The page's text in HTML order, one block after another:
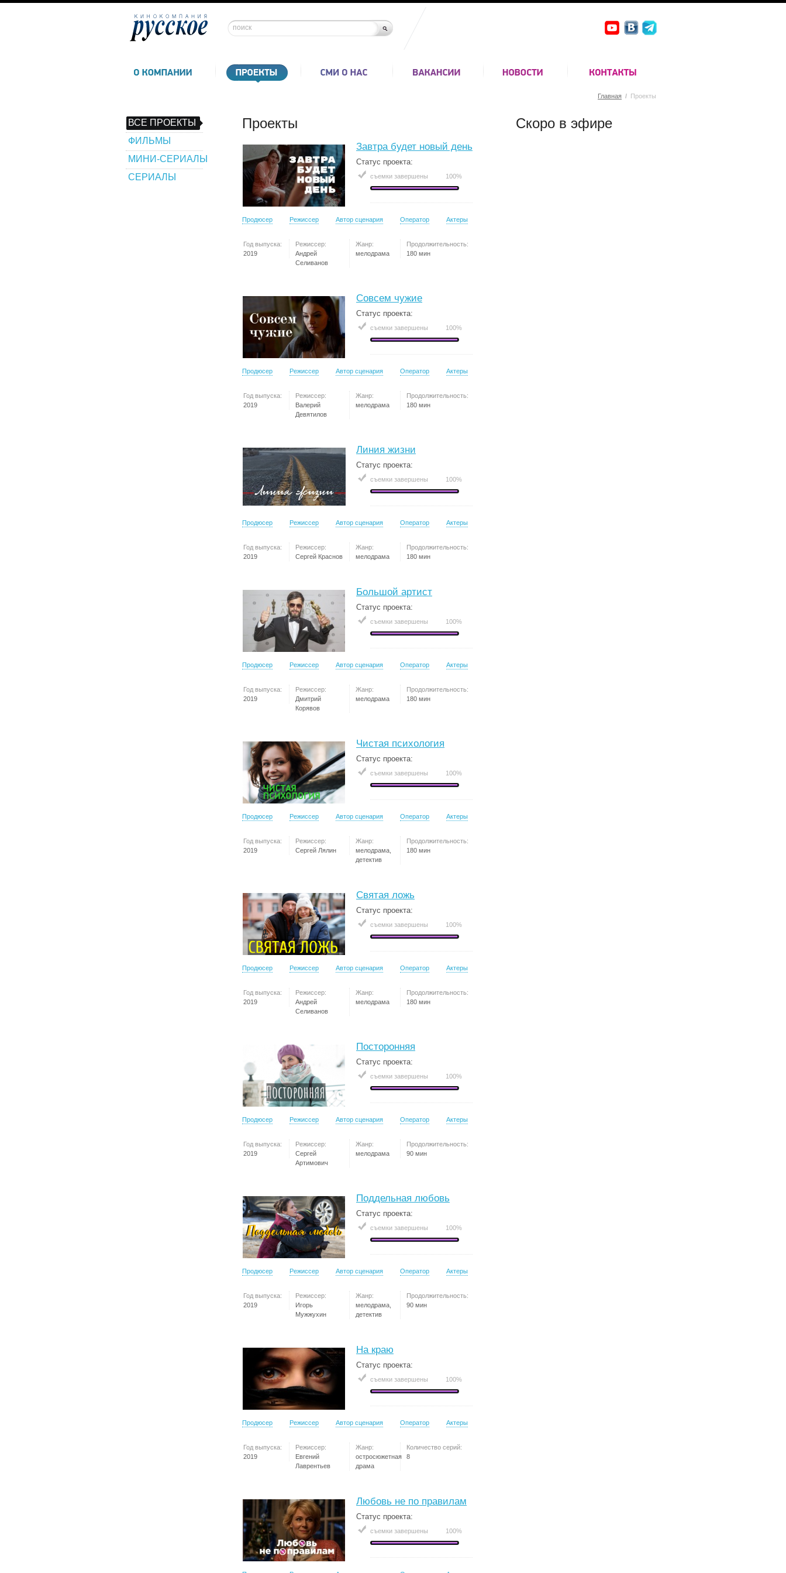
Главная / Проекты
ВСЕ ПРОЕКТЫ
ФИЛЬМЫ
МИНИ-СЕРИАЛЫ
СЕРИАЛЫ
Проекты
Завтра будет новый день
Статус проекта:
съемки завершены 100%
Продюсер Режиссер Автор сценария Оператор Актеры
Год выпуска:
2019
Режиссер:
Андрей
Селиванов
Жанр:
мелодрама
Продолжительность:
180 мин
Совсем чужие
Статус проекта:
съемки завершены 100%
Продюсер Режиссер Автор сценария Оператор Актеры
Год выпуска:
2019
Режиссер:
Валерий
Девятилов
Жанр:
мелодрама
Продолжительность:
180 мин
Линия жизни
Статус проекта:
съемки завершены 100%
Продюсер Режиссер Автор сценария Оператор Актеры
Год выпуска:
2019
Режиссер:
Сергей Краснов
Жанр:
мелодрама
Продолжительность:
180 мин
Большой артист
Статус проекта:
съемки завершены 100%
Продюсер Режиссер Автор сценария Оператор Актеры
Год выпуска:
2019
Режиссер:
Дмитрий
Корявов
Жанр:
мелодрама
Продолжительность:
180 мин
Чистая психология
Статус проекта:
съемки завершены 100%
Продюсер Режиссер Автор сценария Оператор Актеры
Год выпуска:
2019
Режиссер:
Сергей Лялин
Жанр:
мелодрама,
детектив
Продолжительность:
180 мин
Святая ложь
Статус проекта:
съемки завершены 100%
Продюсер Режиссер Автор сценария Оператор Актеры
Год выпуска:
2019
Режиссер:
Андрей
Селиванов
Жанр:
мелодрама
Продолжительность:
180 мин
Посторонняя
Статус проекта:
съемки завершены 100%
Продюсер Режиссер Автор сценария Оператор Актеры
Год выпуска:
2019
Режиссер:
Сергей
Артимович
Жанр:
мелодрама
Продолжительность:
90 мин
Поддельная любовь
Статус проекта:
съемки завершены 100%
Продюсер Режиссер Автор сценария Оператор Актеры
Год выпуска:
2019
Режиссер:
Игорь
Мужжухин
Жанр:
мелодрама,
детектив
Продолжительность:
90 мин
На краю
Статус проекта:
съемки завершены 100%
Продюсер Режиссер Автор сценария Оператор Актеры
Год выпуска:
2019
Режиссер:
Евгений
Лаврентьев
Жанр:
остросюжетная
драма
Количество серий:
8
Любовь не по правилам
Статус проекта:
съемки завершены 100%
Скоро в эфире